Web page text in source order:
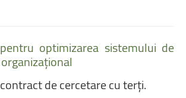
pentru optimizarea sistemului de
organizațional
contractdecercetarecuterți.